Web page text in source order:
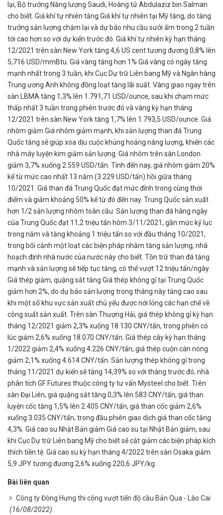
lại, Bộ trưởng Năng lượng Saudi, Hoàng tử Abdulaziz bin Salman
cho biết. Giá khí tự nhiên tăng Giá khí tự nhiên tại Mỹ tăng, do tăng
trưởng sản lượng chậm lại và dự báo nhu cầu sưởi ấm trong 2 tuần
tới cao hơn so với dự kiến trước đó. Giá khí tự nhiên kỳ hạn tháng
12/2021 trên sàn New York tăng 4,6 US cent tương đương 0,8% lên
5,716 USD/mmBtu. Giá vàng tăng hơn 1% Giá vàng có ngày tăng
mạnh nhất trong 3 tuần, khi Cục Dự trữ Liên bang Mỹ và Ngân hàng
Trung ương Anh không đồng loạt tăng lãi suất. Vàng giao ngay trên
sàn LBMA tăng 1,3% lên 1.791,71 USD/ounce, sau khi chạm mức
thấp nhất 3 tuần trong phiên trước đó và vàng kỳ hạn tháng
12/2021 trên sàn New York tăng 1,7% lên 1.793,5 USD/ounce. Giá
nhôm giảm Giá nhôm giảm mạnh, khi sản lượng than đá Trung
Quốc tăng sẽ giúp xoa dịu cuộc khủng hoảng năng lượng, khiến các
nhà máy luyện kim giảm sản lượng. Giá nhôm trên sàn London
giảm 3,7% xuống 2.559 USD/tấn. Tính đến nay, giá nhôm giảm 20%
kể từ mức cao nhất 13 năm (3.229 USD/tấn) hồi giữa tháng
10/2021. Giá than đá Trung Quốc đạt mức đỉnh trong cùng thời
điểm và giảm khoảng 50% kể từ đó đến nay. Trung Quốc sản xuất
hơn 1/2 sản lượng nhôm toàn cầu. Sản lượng than đá hàng ngày
của Trung Quốc đạt 11,2 triệu tấn hôm 3/11/2021, gần mức kỷ lục
trong năm và tăng khoảng 1 triệu tấn so với đầu tháng 10/2021,
trong bối cảnh một loạt các biện pháp nhằm tăng sản lượng, nhà
hoạch định nhà nước của nước này cho biết. Tồn trữ than đá tăng
mạnh và sản lượng sẽ tiếp tục tăng, có thể vượt 12 triệu tấn/ngày.
Giá thép giảm, quặng sắt tăng Giá thép không gỉ tại Trung Quốc
giảm hơn 2%, do dự báo sản lượng trong tháng này tăng cao sau
khi một số khu vực sản xuất chủ yếu được nới lỏng các hạn chế về
công suất sản xuất. Trên sàn Thượng Hải, giá thép không gỉ kỳ hạn
tháng 12/2021 giảm 2,3% xuống 18.130 CNY/tấn, trong phiên có
lúc giảm 2,6% xuống 18.070 CNY/tấn. Giá thép cây kỳ hạn tháng
1/2022 giảm 2,4% xuống 4.226 CNY/tấn, giá thép cuộn cán nóng
giảm 2,1% xuống 4.614 CNY/tấn. Sản lượng thép không gỉ trong
tháng 11/2021 dự kiến sẽ tăng 14,39% so với tháng trước đó, nhà
phân tích GF Futures thuộc công ty tư vấn Mysteel cho biết. Trên
sàn Đại Liên, giá quặng sắt tăng 0,3% lên 583 CNY/tấn, giá than
luyện cốc tăng 1,5% lên 2.405 CNY/tấn, giá than cốc giảm 2,6%
xuống 3.035 CNY/tấn, trong đầu phiên giao dịch giá than cốc tăng
4,3%. Giá cao su Nhật Bản giảm Giá cao su tại Nhật Bản giảm, sau
khi Cục Dự trữ Liên bang Mỹ cho biết sẽ cắt giảm các biện pháp kích
thích tiền tệ. Giá cao su kỳ hạn tháng 4/2022 trên sàn Osaka giảm
5,9 JPY tương đương 2,6% xuống 220,6 JPY/kg.
Bài liên quan
Công ty Đông Hưng thi công vượt tiến độ cầu Bản Qua - Lào Cai
(16/08/2022)